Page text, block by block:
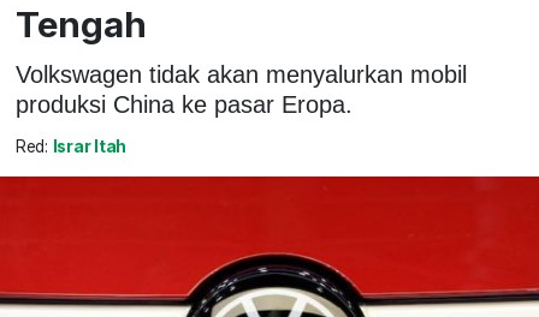
Tengah
Volkswagen tidak akan menyalurkan mobil
produksi China ke pasar Eropa.
Red: Israr Itah